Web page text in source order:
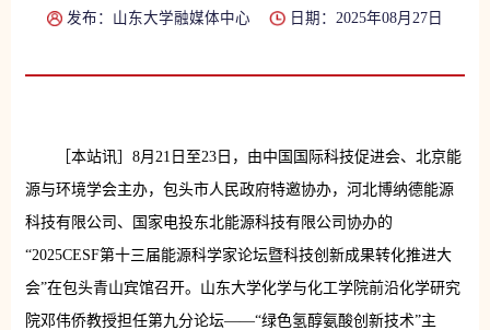
发布：山东大学融媒体中心 日期：2025年08月27日
［本站讯］8月21日至23日，由中国国际科技促进会、北京能
源与环境学会主办，包头市人民政府特邀协办，河北博纳德能源
科技有限公司、国家电投东北能源科技有限公司协办的
“2025CESF第十三届能源科学家论坛暨科技创新成果转化推进大
会”在包头青山宾馆召开。山东大学化学与化工学院前沿化学研究
院邓伟侨教授担任第九分论坛——“绿色氢醇氨酸创新技术”主